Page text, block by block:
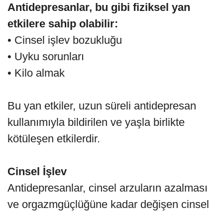
Antidepresanlar, bu gibi fiziksel yan
etkilere sahip olabilir:
• Cinsel işlev bozukluğu
• Uyku sorunları
• Kilo almak
Bu yan etkiler, uzun süreli antidepresan
kullanımıyla bildirilen ve yaşla birlikte
kötüleşen etkilerdir.
Cinsel İşlev
Antidepresanlar, cinsel arzuların azalması
ve orgazmgüçlüğüne kadar değişen cinsel